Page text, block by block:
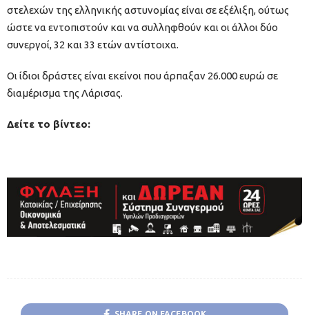
στελεχών της ελληνικής αστυνομίας είναι σε εξέλιξη, ούτως
ώστε να εντοπιστούν και να συλληφθούν και οι άλλοι δύο
συνεργοί, 32 και 33 ετών αντίστοιχα.
Οι ίδιοι δράστες είναι εκείνοι που άρπαξαν 26.000 ευρώ σε
διαμέρισμα της Λάρισας.
Δείτε το βίντεο: